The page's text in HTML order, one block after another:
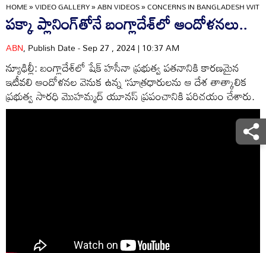
HOME»VIDEO GALLERY»ABN VIDEOS»CONCERNS IN BANGLADESH
పక్కా ప్లానింగ్‌తోనే బంగ్లాదేశ్‌లో ఆందోళనలు..
ABN, Publish Date - Sep 27 , 2024 | 10:37 AM
న్యూఢిల్లీ: బంగ్లాదేశ్‌లో షేక్‌ హసీనా ప్రభుత్వ పతనానికి కారణమైన
ఇటీవలి ఆందోళనల వెనుక ఉన్న ‘సూత్రధారులను ఆ దేశ తాత్కాలిక
ప్రభుత్వ సారధి మొహమ్మద్‌ యూనస్‌ ప్రపంచానికి పరిచయం చేశారు.